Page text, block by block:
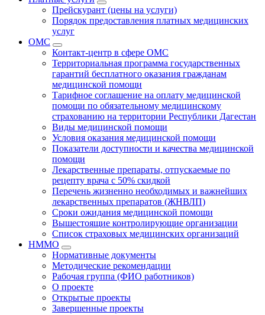
Прейскурант (цены на услуги)
Порядок предоставления платных медицинских
услуг
ОМС
Контакт-центр в сфере ОМС
Территориальная программа государственных
гарантий бесплатного оказания гражданам
медицинской помощи
Тарифное соглашение на оплату медицинской
помощи по обязательному медицинскому
страхованию на территории Республики Дагестан
Виды медицинской помощи
Условия оказания медицинской помощи
Показатели доступности и качества медицинской
помощи
Лекарственные препараты, отпускаемые по
рецепту врача с 50% скидкой
Перечень жизненно необходимых и важнейших
лекарственных препаратов (ЖНВЛП)
Сроки ожидания медицинской помощи
Вышестоящие контролирующие организации
Список страховых медицинских организаций
НММО
Нормативные документы
Методические рекомендации
Рабочая группа (ФИО работников)
О проекте
Открытые проекты
Завершенные проекты